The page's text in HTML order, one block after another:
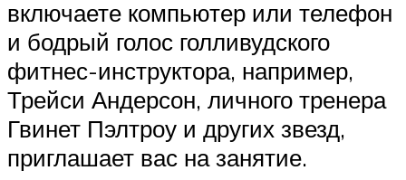
включаете компьютер или телефон
и бодрый голос голливудского
фитнес-инструктора, например,
Трейси Андерсон, личного тренера
Гвинет Пэлтроу и других звезд,
приглашает вас на занятие.